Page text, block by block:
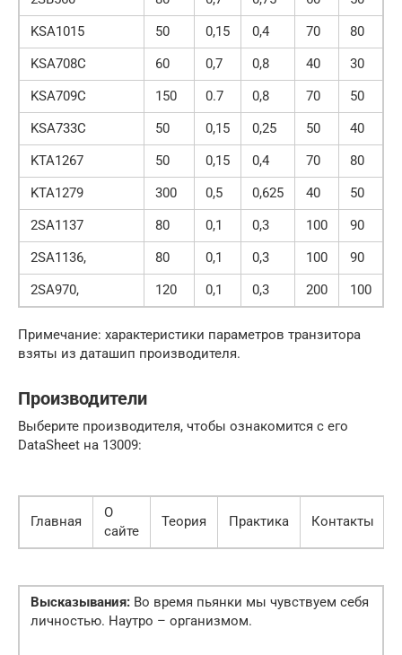
KSA1015
50 0,15 0,4 70
80
KSA708C
60 0,7 0,8 40
30
KSA709C
150 0.7 0,8 70
50
KSA733C
50 0,15 0,25 50
40
KTA1267
50 0,15 0,4 70
80
KTA1279
300 0,5 0,625 40
50
2SA1137
80 0,1 0,3 100
90
2SA1136,
80 0,1 0,3 100
90
2SA970,
120 0,1 0,3 200 100
Примечание: характеристики параметров транзитора
взяты из даташип производителя.
Производители
Выберите производителя, чтобы ознакомится с его
DataSheet на 13009:
Главная
О
сайте
Теория Практика Контакты
Высказывания: Во время пьянки мы чувствуем себя
личностью. Наутро – организмом.